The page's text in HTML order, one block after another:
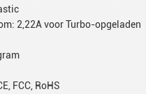
2,22A voor Turbo-opgeladen
FCC, RoHS